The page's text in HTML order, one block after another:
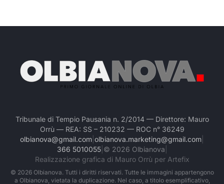
Tribunale di Tempio Pausania n. 2/2014 — Direttore: Mauro
Orrù — REA: SS – 210232 — ROC n° 36249
olbianova@gmail.com olbianova.marketing@gmail.com
366 5010055| © 2026 Olbianova
Realizzazione grafica di Mauro Orrù per Artefix
© 2026Olbianova. Tutti i diritti riservati. Tutte le immagini appartengono
a Olbianova, vietata la duplicazione. Nel caso, a titolo esemplificativo,